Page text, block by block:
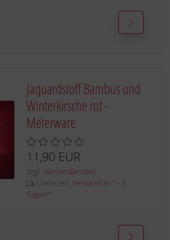
Jaquardstoff Bambus und
Winterkirsche rot -
Meterware
11,90 EUR
zzgl.Versandkosten
Lieferzeit:Versand in 1 - 3
Tagen *